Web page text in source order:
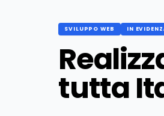
SVILUPPO WEB IN
tutta